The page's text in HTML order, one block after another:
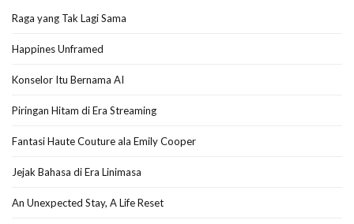
Raga yang Tak Lagi Sama
Happines Unframed
Konselor Itu Bernama AI
Piringan Hitam di Era Streaming
Fantasi Haute Couture ala Emily Cooper
Jejak Bahasa di Era Linimasa
An Unexpected Stay, A Life Reset